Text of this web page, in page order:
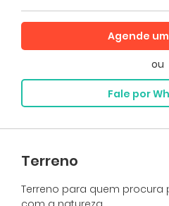
Agende
ou
Fale por
Terreno
Terreno para quem